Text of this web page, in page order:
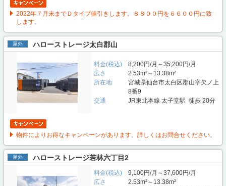
2022年７月末までＤタイプ値引きします。８８００円を６６００円に致
します。
屋外 ハローストレージ太白郡山
料金(税込)
8,200円/月～35,200円/月
広さ
2.53m²～13.38m²
所在地
宮城県仙台市太白区郡山字欠ノ上
8番9
交通
JR東北本線 太子堂駅 徒歩 20分
物件によりお得なキャンペーンがあります。詳しくはお問合せください。
屋外 ハローストレージ若林六丁目2
料金(税込)
9,100円/月～37,600円/月
広さ
2.53m²～13.38m²